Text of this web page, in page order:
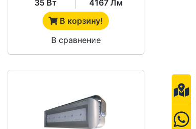
35 Вт
4167 Лм
В корзину!
В сравнение